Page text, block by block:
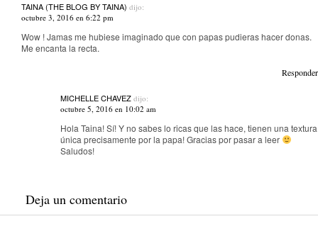
TAINA (THE BLOG BY TAINA) dijo:
octubre 3, 2016 en 6:22 pm
Wow ! Jamas me hubiese imaginado que con papas pudieras hacer donas.
Me encanta la recta.
Responder
MICHELLE CHAVEZ dijo:
octubre 5, 2016 en 10:02 am
Hola Taina! Sí! Y no sabes lo ricas que las hace, tienen una textura
única precisamente por la papa! Gracias por pasar a leer
Saludos!
Deja un comentario